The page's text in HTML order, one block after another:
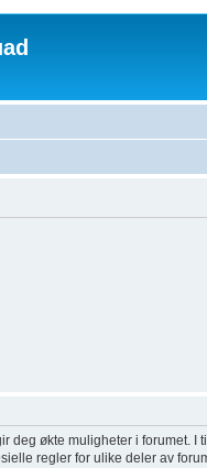
økte muligheter i
regler for ulike deler av